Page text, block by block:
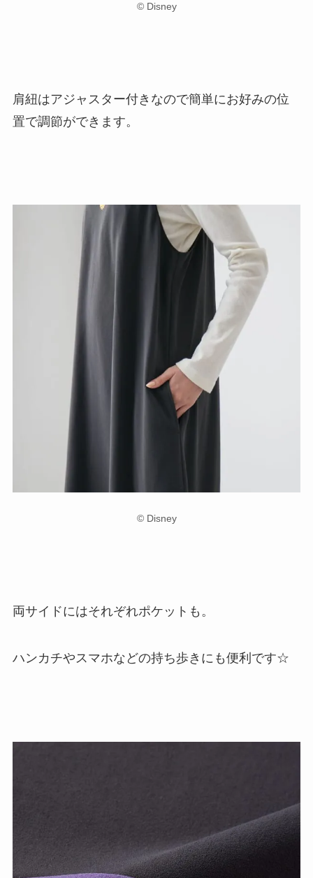
© Disney
肩紐はアジャスター付きなので簡単にお好みの位
置で調節ができます。
© Disney
両サイドにはそれぞれポケットも。
ハンカチやスマホなどの持ち歩きにも便利です☆